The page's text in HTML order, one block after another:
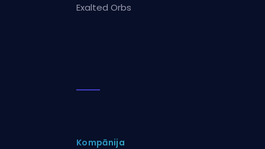
Exalted Orbs
Kompānija